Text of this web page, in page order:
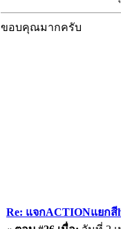
ขอบคุณมากครับ
Re: แจกACTIONแยกสี